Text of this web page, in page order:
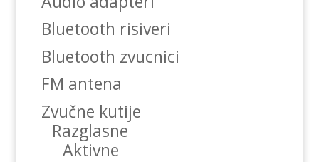
Bluetooth risiveri
Bluetooth zvucnici
FM antena
Zvučne kutije
Razglasne
Aktivne